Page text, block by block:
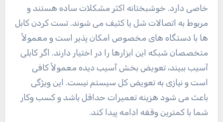
خاصی دارد. خوشبختانه اکثر مشکلات ساده هستند و
مربوط به اتصالات شل یا کثیف می شوند. تست کردن کابل
ها با دستگاه های مخصوص امکان پذیر است و معمولاً
متخصصان شبکه این ابزارها را در اختیار دارند. اگر کابلی
آسیب ببیند، تعویض بخش آسیب دیده معمولاً کافی
است و نیازی به تعویض کل سیستم نیست. این ویژگی
باعث می شود هزینه تعمیرات حداقل باشد و کسب وکار
شما با کمترین وقفه ادامه پیدا کند.